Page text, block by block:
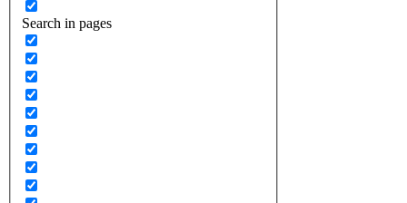
Search in pages